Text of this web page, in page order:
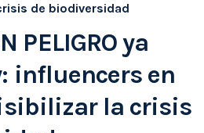
de biodiversidad
PELIGRO ya
influencers en
la crisis